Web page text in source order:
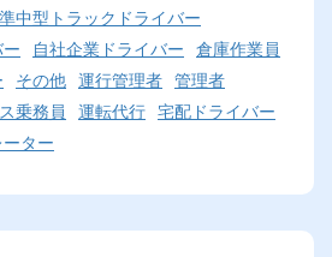
準中型トラックドライバー
自社企業ドライバー 倉庫作業員
その他 運行管理者 管理者
乗務員 運転代行 宅配ドライバー
ター